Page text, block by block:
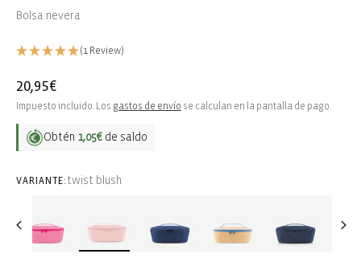
Bolsa nevera
(1 Review)
Precio
habitual
20,95€
Impuesto incluido. Los gastos de envío se calculan en la pantalla de pago.
Obtén 1,05€ de saldo
VARIANTE: twist blush